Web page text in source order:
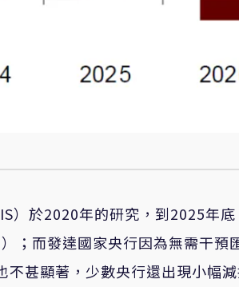
）於2020年的研究，到2025年
；而發達國家央行因為無需干預
甚顯著，少數央行還出現小幅